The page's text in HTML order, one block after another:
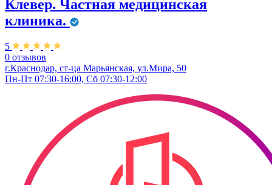
Клевер. Частная медицинская
клиника.
5
0 отзывов
г.Краснодар, ст-ца Марьянская, ул.Мира, 50
Пн-Пт 07:30-16:00, Сб 07:30-12:00